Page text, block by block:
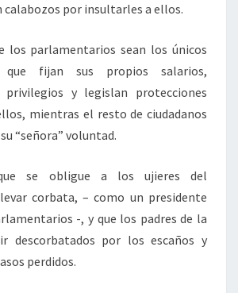
calabozos por insultarles a ellos.
los parlamentarios sean los únicos
que fijan sus propios salarios,
privilegios y legislan protecciones
mientras el resto de ciudadanos
“señora” voluntad.
se obligue a los ujieres del
corbata, – como un presidente
-, y que los padres de la
descorbatados por los escaños y
perdidos.